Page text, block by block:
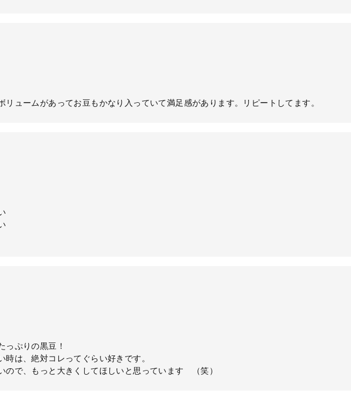
リュームがあってお豆もかなり入っていて満足感があります。リピートしてます。
っぷりの黒豆！
時は、絶対コレってぐらい好きです。
ので、もっと大きくしてほしいと思っています （笑）